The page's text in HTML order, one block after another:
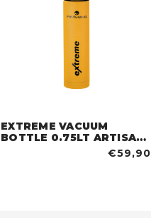
EXTREME VACUUM
BOTTLE 0.75LT ARTISAN
€59,90